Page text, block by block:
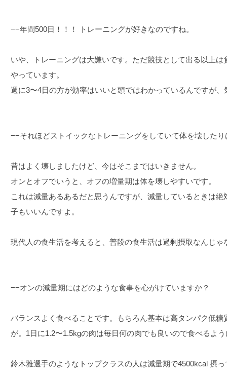
−−年間500日！！！ トレーニングが好きなのですね。
いや、トレーニングは大嫌いです。ただ競技として出る以上
やっています。
週に3〜4日の方が効率はいいと頭ではわかっているんですが
−−それほどストイックなトレーニングをしていて体を壊した
昔はよく壊しましたけど、今はそこまではいきません。
オンとオフでいうと、オフの増量期は体を壊しやすいです。
これは減量あるあるだと思うんですが、減量しているときは
子もいいんですよ。
現代人の食生活を考えると、普段の食生活は過剰摂取なんじゃ
−−オンの減量期にはどのような食事を心がけていますか？
バランスよく食べることです。もちろん基本は高タンパク低
が。1日に1.2〜1.5kgの肉は毎日何の肉でも良いので食べるよ
鈴木雅選手のようなトップクラスの人は減量期で4500kcal 摂